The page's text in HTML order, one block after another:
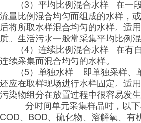
（3）平均比例混合水样 在一
流量比例混合均匀而组成的水样，
后将所取水样混合均匀的水样。适
质。生活污水一般常采集平均比例
（4）连续比例混合水样 在有
连续采集而混合均匀的水样。
（5）单独水样
即单独采样、
还应在取样现场进行水样固定。适
污染物组分在放置过程中很容易发
分时间单元采集样品时，以
COD、BOD、硫化物、溶解氧、有